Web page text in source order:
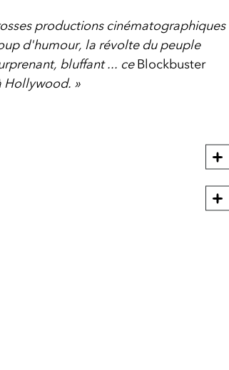
productions cinématographiques
d'humour, la révolte du peuple
bluffant ... ceBlockbuster
Hollywood. »